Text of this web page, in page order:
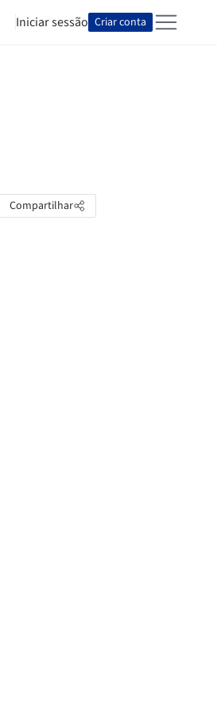
Iniciar sessão Criar conta
Compartilhar